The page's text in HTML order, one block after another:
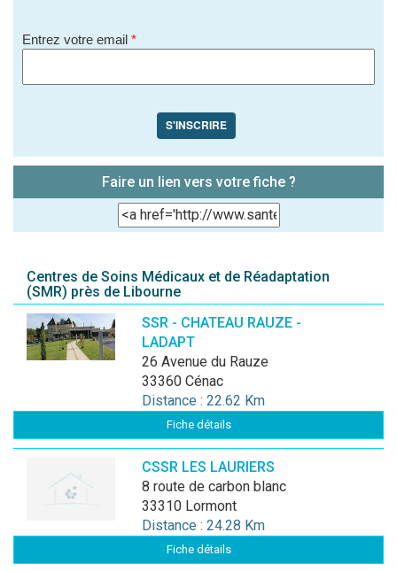
Entrez votre email *
S'INSCRIRE
Faire un lien vers votre fiche ?
Centres de Soins Médicaux et de Réadaptation
(SMR) près de Libourne
SSR - CHATEAU RAUZE -
LADAPT
26 Avenue du Rauze
33360 Cénac
Distance : 22.62 Km
Fiche détails
CSSR LES LAURIERS
8 route de carbon blanc
33310 Lormont
Distance : 24.28 Km
Fiche détails